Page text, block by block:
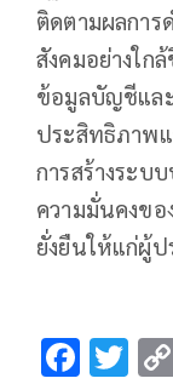
ติดตามผลการ
สังคมอย่างใก
ข้อมูลบัญชีแล
ประสิทธิภาพ
การสร้างระบ
ความมั่นคงขอ
ยั่งยืนให้แก่ผู้
F T